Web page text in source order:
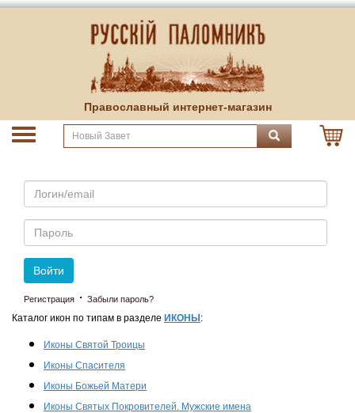
Православный интернет-магазин
Email
Пароль
Войти
Регистрация · Забыли пароль?
Каталог икон по типам в разделе ИКОНЫ :
Иконы Святой Троицы
Иконы Спасителя
Иконы Божьей Матери
Иконы Святых Покровителей. Мужские имена